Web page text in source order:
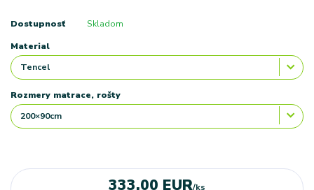
Dostupnosť Skladom
Material
Rozmery matrace, rošty
333,00 EUR/ks